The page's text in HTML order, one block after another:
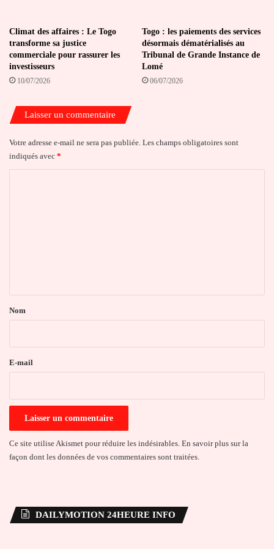
Climat des affaires : Le Togo
transforme sa justice
commerciale pour rassurer les
investisseurs
10/07/2026
Togo : les paiements des services
désormais dématérialisés au
Tribunal de Grande Instance de
Lomé
06/07/2026
Laisser un commentaire
Votre adresse e-mail ne sera pas publiée. Les champs obligatoires sont
indiqués avec *
a
e
Nom
E-mail
Ce site utilise Akismet pour réduire les indésirables. En savoir plus sur la
façon dont les données de vos commentaires sont traitées.
DAILYMOTION 24HEURE INFO